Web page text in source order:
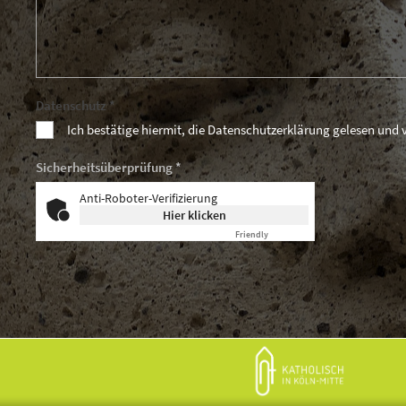
Datenschutz *
Ich bestätige hiermit, die Datenschutzerklärung gelesen und
Sicherheitsüberprüfung *
Anti-Roboter-Verifizierung
Hier klicken
Friendly